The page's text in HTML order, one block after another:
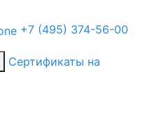
+7 (495) 374-56-00
Сертификаты на